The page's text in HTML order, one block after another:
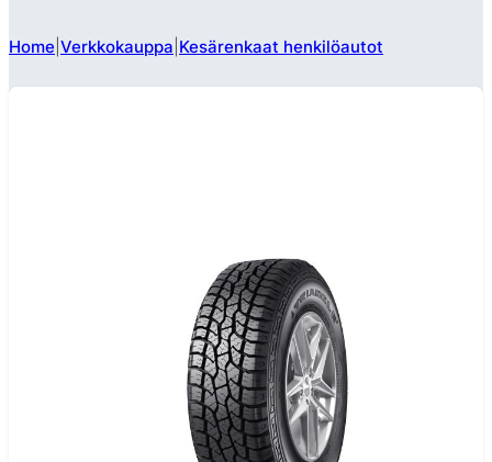
Home Verkkokauppa Kesärenkaat henkilöautot